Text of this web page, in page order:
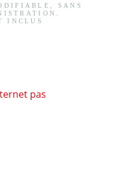
SANS
INCLUS